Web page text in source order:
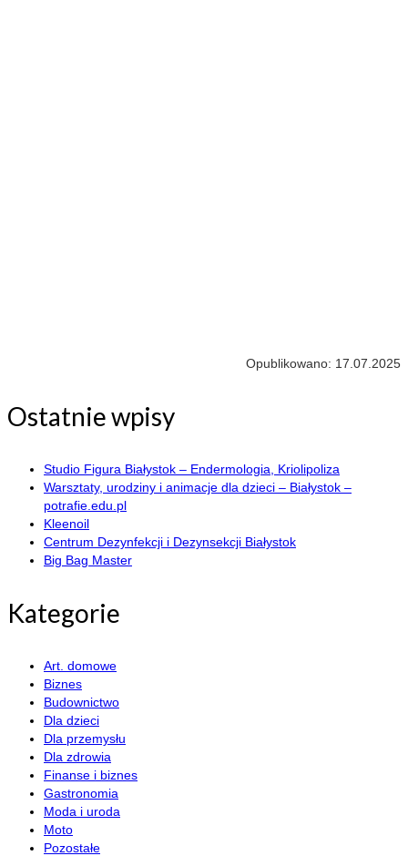
Opublikowano: 17.07.2025
Ostatnie wpisy
Studio Figura Białystok – Endermologia, Kriolipoliza
Warsztaty, urodziny i animacje dla dzieci – Białystok –
potrafie.edu.pl
Kleenoil
Centrum Dezynfekcji i Dezynsekcji Białystok
Big Bag Master
Kategorie
Art. domowe
Biznes
Budownictwo
Dla dzieci
Dla przemysłu
Dla zdrowia
Finanse i biznes
Gastronomia
Moda i uroda
Moto
Pozostałe